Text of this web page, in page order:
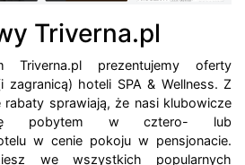
Triverna.pl
Triverna.pl prezentujemy oferty
hoteli SPA & Wellness. Z
sprawiają, że nasi klubowicze
pobytem w cztero- lub
w cenie pokoju w pensjonacie.
we wszystkich popularnych